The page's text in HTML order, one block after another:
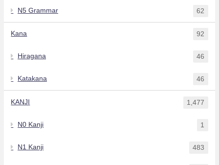
N5 Grammar 62
Kana 92
Hiragana 46
Katakana 46
KANJI 1,477
N0 Kanji 1
N1 Kanji 483